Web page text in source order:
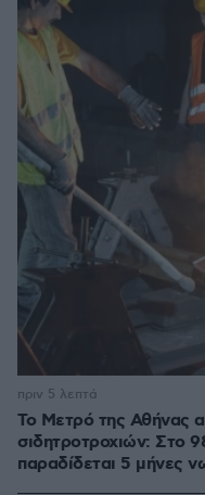
Το Μετρό της Αθήνας
σιδητροτροχιών: Στο
παραδίδεται 5 μήνες
πριν 5 λεπτά